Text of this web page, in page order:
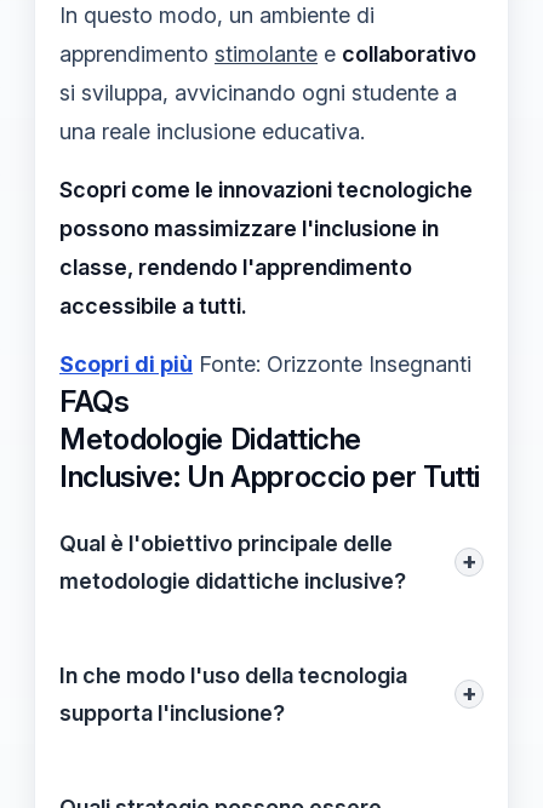
In questo modo, un ambiente di
apprendimento stimolante e collaborativo
si sviluppa, avvicinando ogni studente a
una reale inclusione educativa.
Scopri come le innovazioni tecnologiche
possono massimizzare l'inclusione in
classe, rendendo l'apprendimento
accessibile a tutti.
Scopri di più Fonte: Orizzonte Insegnanti
FAQs
Metodologie Didattiche
Inclusive: Un Approccio per Tutti
Qual è l'obiettivo principale delle
metodologie didattiche inclusive?
+
didattiche inclusive è creare un ambiente
di apprendimento accessibile e
In che modo l'uso della tecnologia
supporta l'inclusione?
+
più personalizzata, adattando i contenuti